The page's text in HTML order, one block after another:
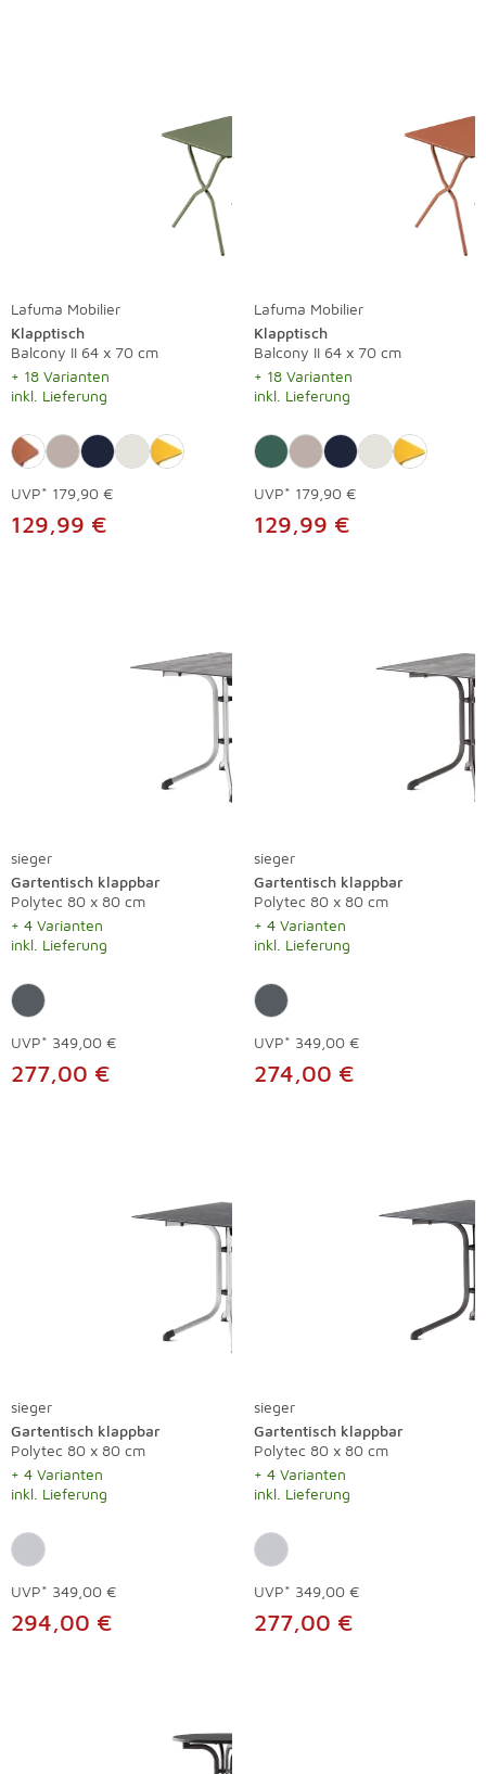
Lafuma Mobilier
Klapptisch
Balcony II 64 x 70 cm
+ 18 Varianten
inkl. Lieferung
UVP* 179,90 €
129,99 €
Lafuma Mobilier
Klapptisch
Balcony II 64 x 70 cm
+ 18 Varianten
inkl. Lieferung
UVP* 179,90 €
129,99 €
sieger
Gartentisch klappbar
Polytec 80 x 80 cm
+ 4 Varianten
inkl. Lieferung
UVP* 349,00 €
277,00 €
sieger
Gartentisch klappbar
Polytec 80 x 80 cm
+ 4 Varianten
inkl. Lieferung
UVP* 349,00 €
274,00 €
sieger
Gartentisch klappbar
Polytec 80 x 80 cm
+ 4 Varianten
inkl. Lieferung
UVP* 349,00 €
294,00 €
sieger
Gartentisch klappbar
Polytec 80 x 80 cm
+ 4 Varianten
inkl. Lieferung
UVP* 349,00 €
277,00 €